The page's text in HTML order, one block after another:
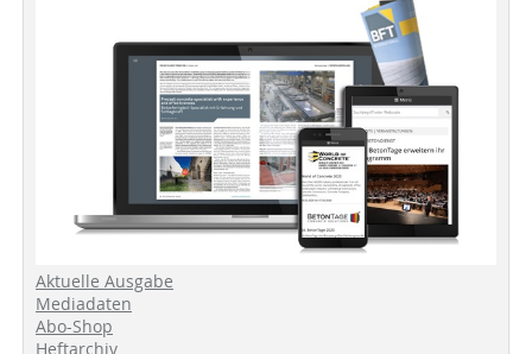
Aktuelle Ausgabe
Mediadaten
Abo-Shop
Heftarchiv